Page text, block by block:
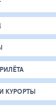
КУРОРТЫ